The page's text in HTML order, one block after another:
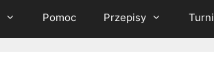
Pomoc Przepisy